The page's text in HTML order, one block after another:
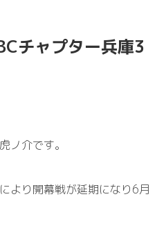
チャプター兵庫3
ノ介です。
より開幕戦が延期になり6月